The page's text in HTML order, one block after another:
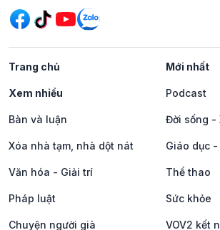
Trang chủ Mới nhất
Xem nhiều Podcast
Bàn và luận Đời sống -
Xóa nhà tạm, nhà dột nát Giáo dục
Văn hóa - Giải trí Thể thao
Pháp luật Sức khỏe
Chuyện người già VOV2 kết